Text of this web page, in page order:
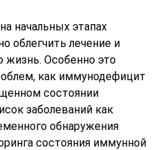
начальных этапах
облегчить лечение и
жизнь. Особенно это
как иммунодефицит
состоянии
заболеваний как
обнаружения
состояния иммунной